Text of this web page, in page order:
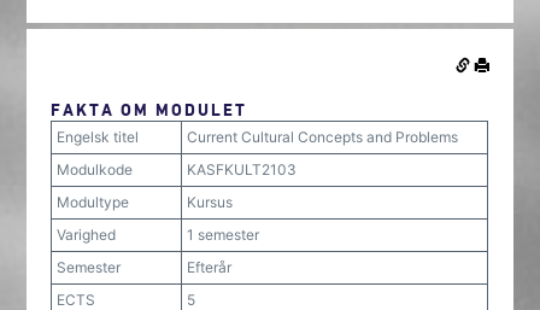
FAKTA OM MODULET
Engelsk titel
Current Cultural Concepts and Problems
Modulkode
KASFKULT2103
Modultype
Kursus
Varighed
1 semester
Semester
Efterår
ECTS
5